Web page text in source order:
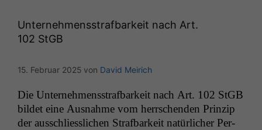
Unternehmensstrafbarkeit nach Art.
102 StGB
15. Februar 2025 von David Meirich
Die Unternehmensstraf­barkeit nach Art. 102 StGB
bildet eine Aus­nahme vom herrschen­den Prinzip
der auss­chliesslichen Straf­barkeit natür­lich­er Per­